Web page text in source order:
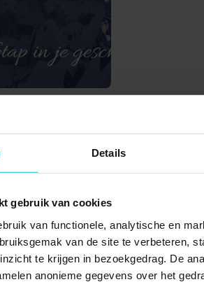
Details
gebruik van cookies
van functionele, analytische en
van de site te verbeteren,
te krijgen in bezoekgedrag. De
anonieme gegevens over het
Stichting Forten Nederland
Doneer nu Disclaimer
Contact
door de